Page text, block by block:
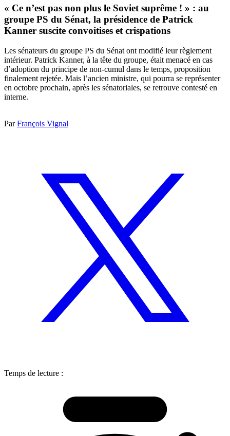
« Ce n’est pas non plus le Soviet suprême ! » : au
groupe PS du Sénat, la présidence de Patrick
Kanner suscite convoitises et crispations
Les sénateurs du groupe PS du Sénat ont modifié leur règlement
intérieur. Patrick Kanner, à la tête du groupe, était menacé en cas
d’adoption du principe de non-cumul dans le temps, proposition
finalement rejetée. Mais l’ancien ministre, qui pourra se représenter
en octobre prochain, après les sénatoriales, se retrouve contesté en
interne.
ParFrançois Vignal
Temps de lecture :